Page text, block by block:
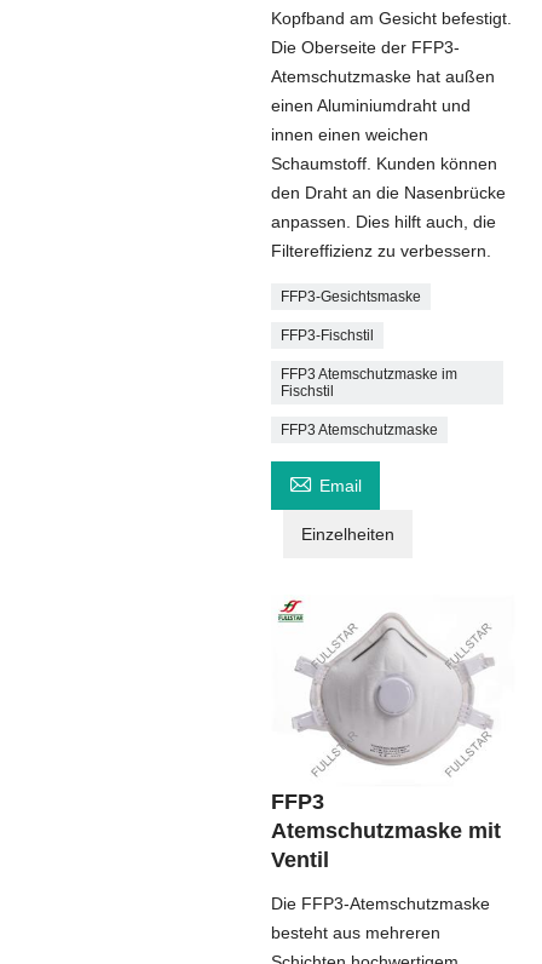
Kopfband am Gesicht befestigt.
Die Oberseite der FFP3-
Atemschutzmaske hat außen
einen Aluminiumdraht und
innen einen weichen
Schaumstoff. Kunden können
den Draht an die Nasenbrücke
anpassen. Dies hilft auch, die
Filtereffizienz zu verbessern.
FFP3-Gesichtsmaske
FFP3-Fischstil
FFP3 Atemschutzmaske im
Fischstil
FFP3 Atemschutzmaske
 Email
Einzelheiten
FFP3
Atemschutzmaske mit
Ventil
Die FFP3-Atemschutzmaske
besteht aus mehreren